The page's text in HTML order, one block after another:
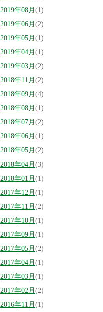
2019年08月 (1)
2019年06月 (2)
2019年05月 (1)
2019年04月 (1)
2019年03月 (2)
2018年11月 (2)
2018年09月 (4)
2018年08月 (1)
2018年07月 (2)
2018年06月 (1)
2018年05月 (2)
2018年04月 (3)
2018年01月 (1)
2017年12月 (1)
2017年11月 (2)
2017年10月 (1)
2017年09月 (1)
2017年05月 (2)
2017年04月 (1)
2017年03月 (1)
2017年02月 (2)
2016年11月 (1)